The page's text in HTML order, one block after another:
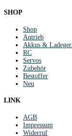
SHOP
Shop
Antrieb
Akkus & Ladeger.
RC
Servos
Zubehör
Bestoffer
Neu
LINK
AGB
Impressum
Widerruf